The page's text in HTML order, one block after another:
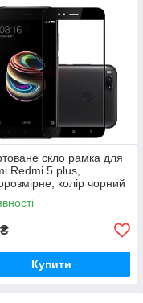
скло рамка для
Redmi 5 plus,
колір чорний
₴
Купити